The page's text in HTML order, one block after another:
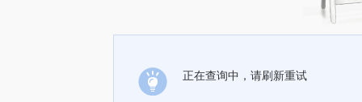
正在查询中，请刷新重试